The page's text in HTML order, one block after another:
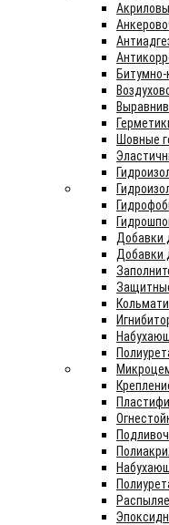
Шовные
Добавки
Добавки